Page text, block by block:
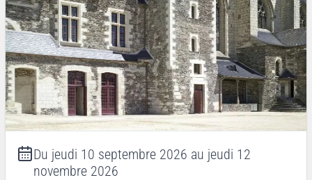
Du jeudi 10 septembre 2026 au jeudi 12
novembre 2026